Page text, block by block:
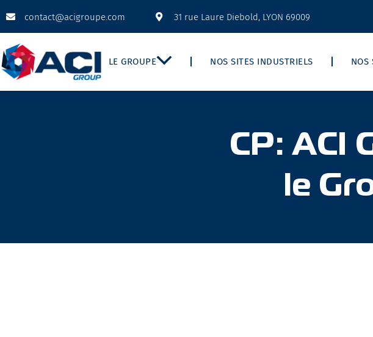
contact@acigroupe.com 31 rue Laure Diebold, LYON 69009
LE GROUPE NOS SITES INDUSTRIELS NOS
CP: ACI
le